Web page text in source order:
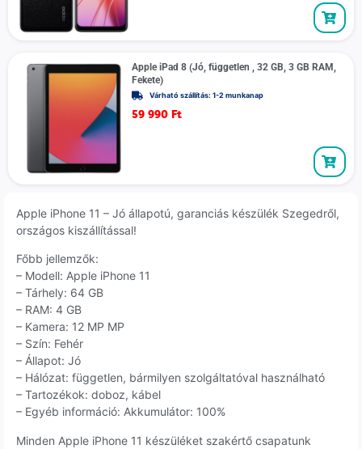
Apple iPad 8 (Jó, független , 32 GB, 3 GB RAM,
Fekete)
Várható szállítás: 1-2 munkanap
59 990 Ft
Apple iPhone 11 – Jó állapotú, garanciás készülék Szegedről,
országos kiszállítással!
Főbb jellemzők:
– Modell: Apple iPhone 11
– Tárhely: 64 GB
– RAM: 4 GB
– Kamera: 12 MP MP
– Szín: Fehér
– Állapot: Jó
– Hálózat: független, bármilyen szolgáltatóval használható
– Tartozékok: doboz, kábel
– Egyéb információ: Akkumulátor: 100%
Minden Apple iPhone 11 készüléket szakértő csapatunk